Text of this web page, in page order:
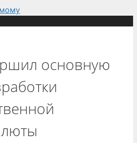
основную